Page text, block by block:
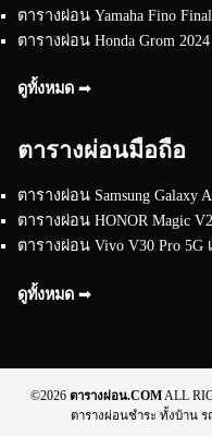
ตารางผ่อน Yamaha Fino
ตารางผ่อน Honda Grom
ดูทั้งหมด ➟
ตารางผ่อนมือถือ
ตารางผ่อน Samsung Galaxy
ตารางผ่อน HONOR Magic
ตารางผ่อน Vivo V30 Pro 5G
ดูทั้งหมด ➟
©2026 ตารางผ่อน.COM ALL
ตารางผ่อนชำระ ทั้งบ้าน